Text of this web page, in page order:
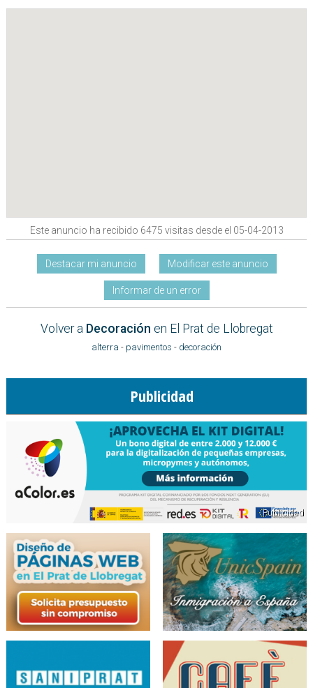
Este anuncio ha recibido 6475 visitas desde el 05-04-2013
Destacar mi anuncio Modificar este anuncio
Informar de un error
Volver a Decoración en El Prat de Llobregat
alterra - pavimentos - decoración
Publicidad